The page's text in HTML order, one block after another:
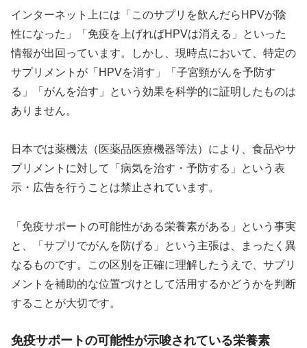
インターネット上には「このサプリを飲んだらHPVが陰
性になった」「免疫を上げればHPVは消える」といった
情報が出回っています。しかし、現時点において、特定の
サプリメントが「HPVを消す」「子宮頸がんを予防す
る」「がんを治す」という効果を科学的に証明したものは
ありません。
日本では薬機法（医薬品医療機器等法）により、食品やサ
プリメントに対して「病気を治す・予防する」という表
示・広告を行うことは禁止されています。
「免疫サポートの可能性がある栄養素がある」という事実
と、「サプリでがんを防げる」という主張は、まったく異
なるものです。この区別を正確に理解したうえで、サプリ
メントを補助的な位置づけとして活用するかどうかを判断
することが大切です。
免疫サポートの可能性が示唆されている栄養素